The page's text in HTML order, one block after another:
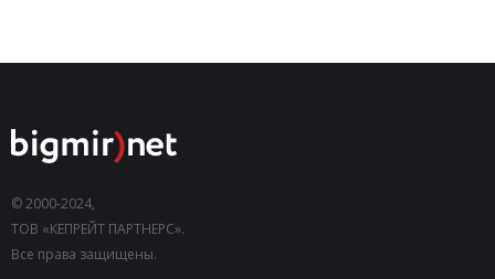
© 2000-2024,
ТОВ «КЕПРЕЙТ ПАРТНЕРС».
Все права защищены.